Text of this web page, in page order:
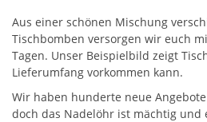
Aus einer schönen Mischung
Tischbomben versorgen wir euch
Tagen. Unser Beispielbild zeigt
Lieferumfang vorkommen kann.
Wir haben hunderte neue
doch das Nadelöhr ist mächtig